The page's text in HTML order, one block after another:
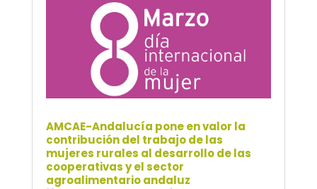
AMCAE-Andalucía pone en valor la
contribución del trabajo de las
mujeres rurales al desarrollo de las
cooperativas y el sector
agroalimentario andaluz